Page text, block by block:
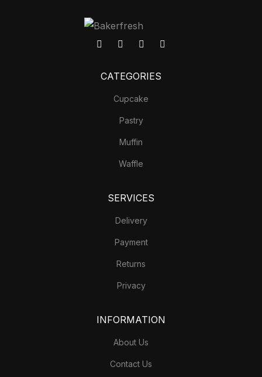
CATEGORIES
Cupcake
Pastry
Muffin
Waffle
SERVICES
Delivery
Payment
Returns
Privacy
INFORMATION
About Us
Contact Us